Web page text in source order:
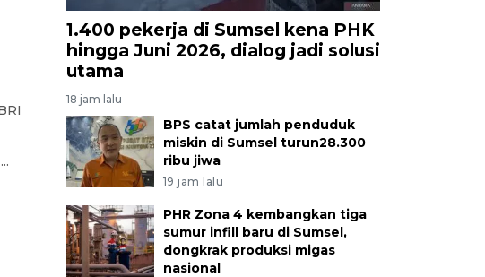
1.400 pekerja di Sumsel kena PHK
hingga Juni 2026, dialog jadi solusi
utama
18 jam lalu
BPS catat jumlah penduduk
miskin di Sumsel turun28.300
ribu jiwa
19 jam lalu
PHR Zona 4 kembangkan tiga
sumur infill baru di Sumsel,
dongkrak produksi migas
nasional